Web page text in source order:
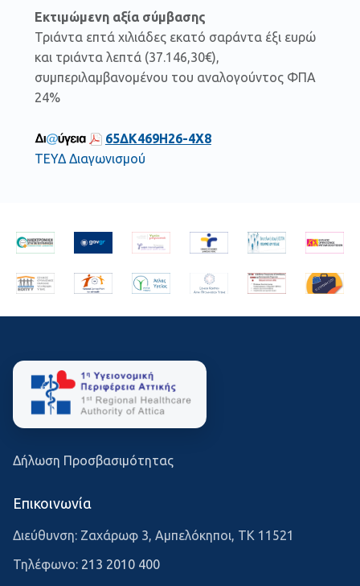
Εκτιμώμενη αξία σύμβασης
Τριάντα επτά χιλιάδες εκατό σαράντα έξι ευρώ
και τριάντα λεπτά (37.146,30€),
συμπεριλαμβανομένου του αναλογούντος ΦΠΑ
24%
65ΔΚ469Η26-4Χ8
ΤΕΥΔ Διαγωνισμού
Δήλωση Προσβασιμότητας
Επικοινωνία
Διεύθυνση: Ζαχάρωφ 3, Αμπελόκηποι, ΤΚ 11521
Τηλέφωνο: 213 2010 400